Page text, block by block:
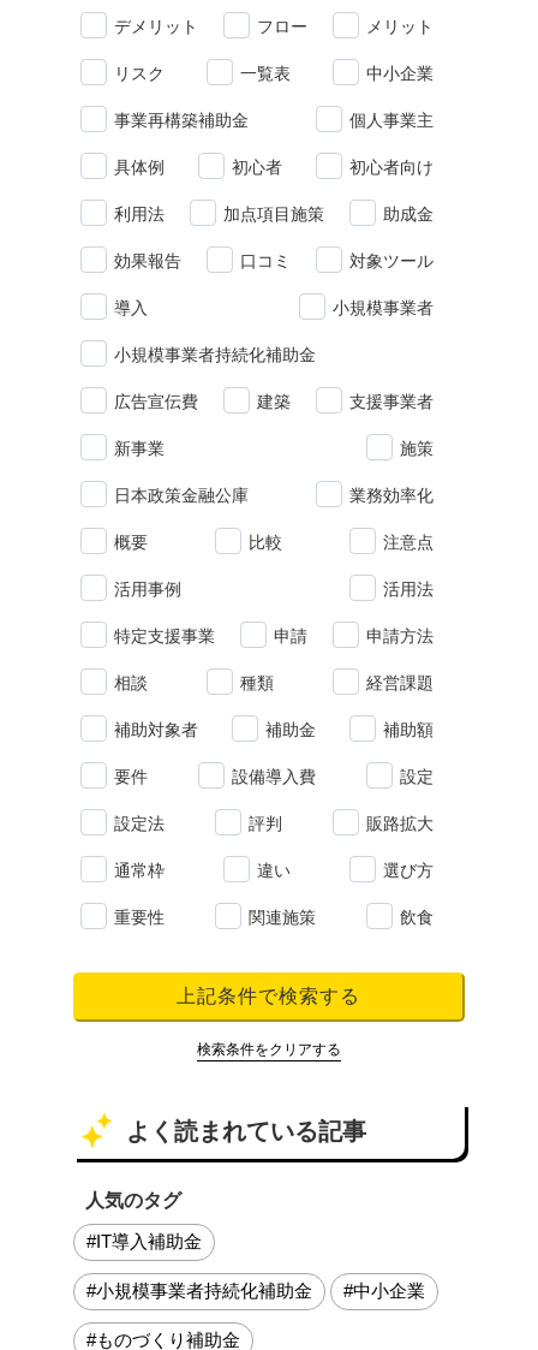
デメリット フロー メリット
リスク 一覧表 中小企業
事業再構築補助金 個人事業主
具体例 初心者 初心者向け
利用法 加点項目施策 助成金
効果報告 口コミ 対象ツール
導入 小規模事業者
小規模事業者持続化補助金
広告宣伝費 建築 支援事業者
新事業 施策
日本政策金融公庫 業務効率化
概要 比較 注意点
活用事例 活用法
特定支援事業 申請 申請方法
相談 種類 経営課題
補助対象者 補助金 補助額
要件 設備導入費 設定
設定法 評判 販路拡大
通常枠 違い 選び方
重要性 関連施策 飲食
上記条件で検索する
検索条件をクリアする
よく読まれている記事
人気のタグ
#IT導入補助金
#小規模事業者持続化補助金 #中小企業
#ものづくり補助金